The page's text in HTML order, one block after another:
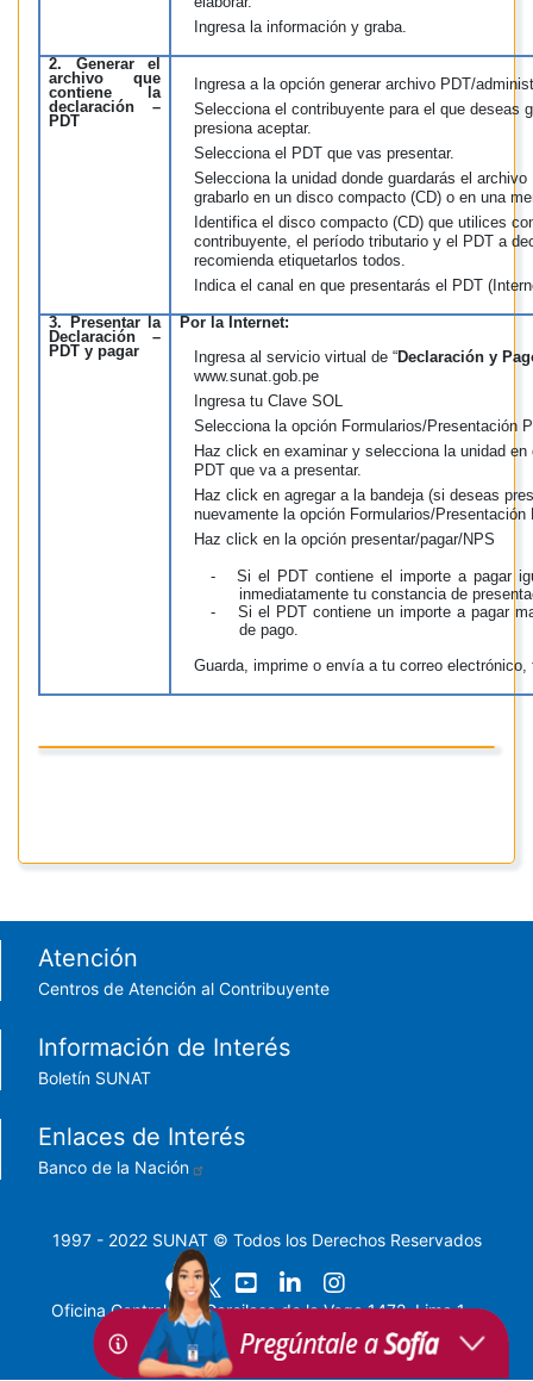
Ingresa la información y graba.
2. Generar el
archivo que
contiene la
declaración –
PDT
Ingresa a la opción generar archivo PDT/
Selecciona el contribuyente para el que deseas
presiona aceptar.
Selecciona el PDT que vas presentar.
Selecciona la unidad donde guardarás el
grabarlo en un disco compacto (CD) o en una
Identifica el disco compacto (CD) que utilices
contribuyente, el período tributario y el PDT a
recomienda etiquetarlos todos.
Indica el canal en que presentarás el PDT
3. Presentar la
Declaración –
PDT y pagar
Por la Internet:
Ingresa al servicio virtual de “Declaración y
www.sunat.gob.pe
Ingresa tu Clave SOL
Selecciona la opción Formularios/Presentación
Haz click en examinar y selecciona la unidad
PDT que va a presentar.
Haz click en agregar a la bandeja (si deseas
nuevamente la opción Formularios/Presentación
Haz click en la opción presentar/pagar/NPS
-Si el PDT contiene el importe a pagar
inmediatamente tu constancia de
-Si el PDT contiene un importe a pagar
de pago.
Guarda, imprime o envía a tu correo
Footer menu
Atención
Centros de Atención al Contribuyente
Información de Interés
Boletín SUNAT
Enlaces de Interés
Banco de la Nación
1997 - 2022 SUNAT © Todos los Derechos Reservados
Oficina Central: Av. Garcilaso de la Vega 1472, Lima 1